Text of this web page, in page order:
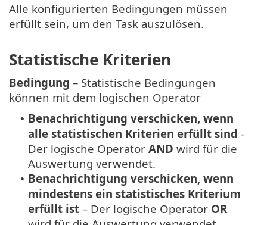
Alle konfigurierten Bedingungen müssen
erfüllt sein, um den Task auszulösen.
Statistische Kriterien
Bedingung – Statistische Bedingungen
können mit dem logischen Operator
• Benachrichtigung verschicken, wenn
alle statistischen Kriterien erfüllt sind -
Der logische Operator AND wird für die
Auswertung verwendet.
• Benachrichtigung verschicken, wenn
mindestens ein statistisches Kriterium
erfüllt ist – Der logische Operator OR